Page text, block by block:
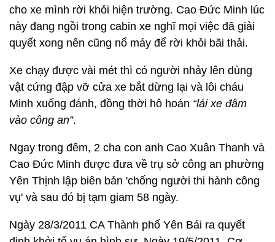
cho xe mình rời khỏi hiện trường. Cao Đức Minh lúc
này đang ngồi trong cabin xe nghĩ mọi việc đã giải
quyết xong nên cũng nổ máy để rời khỏi bãi thải.
Xe chạy được vài mét thì có người nhảy lên dùng
vật cứng đập vỡ cửa xe bắt dừng lại và lôi cháu
Minh xuống đánh, đồng thời hô hoán “lái xe đâm
vào công an”.
Ngay trong đêm, 2 cha con anh Cao Xuân Thanh và
Cao Đức Minh được đưa về trụ sở công an phường
Yên Thịnh lập biên bản 'chống người thi hành công
vụ' và sau đó bị tạm giam 58 ngày.
Ngày 28/3/2011 CA Thành phố Yên Bái ra quyết